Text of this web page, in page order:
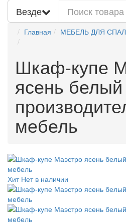
Везде
Главная МЕБЕЛЬ ДЛЯ
Шкаф-купе
ясень белый
мебель
Хит Нет в наличии